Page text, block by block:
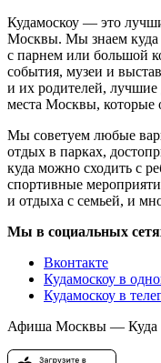
Кудамоскоу — это
Москвы. Мы знаем куда
с парнем или большой
события, музеи и
и их родителей, лучшие
места Москвы, которые
Мы советуем любые
отдых в парках,
куда можно сходить с
спортивные
и отдыха с семьей, и
Мы в социальных
Вконтакте
Кудамоскоу в
Кудамоскоу в
Афиша Москвы — Куда